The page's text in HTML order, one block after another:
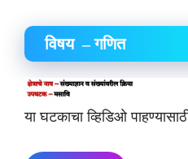
विषय – गणित
या घटकाचा व्हिडिओ